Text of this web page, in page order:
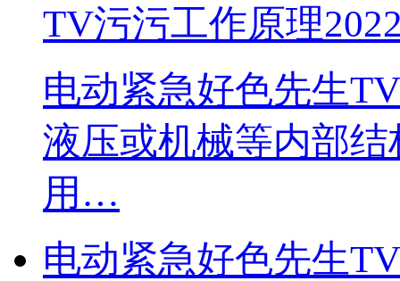
TV污污工作原理
电动紧急好色先生TV
液压或机械等内部结
用…
电动紧急好色先生